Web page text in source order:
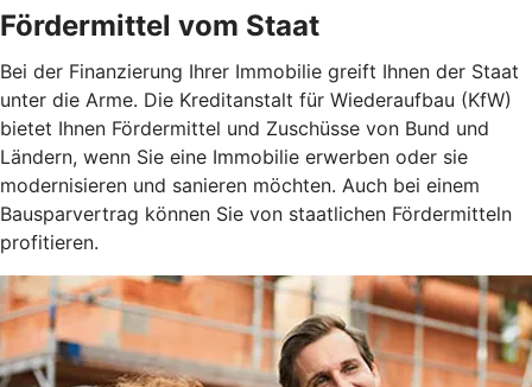
Fördermittel vom Staat
Bei der Finanzierung Ihrer Immobilie greift Ihnen der Staat
unter die Arme. Die Kreditanstalt für Wiederaufbau (KfW)
bietet Ihnen Fördermittel und Zuschüsse von Bund und
Ländern, wenn Sie eine Immobilie erwerben oder sie
modernisieren und sanieren möchten. Auch bei einem
Bausparvertrag können Sie von staatlichen Fördermitteln
profitieren.